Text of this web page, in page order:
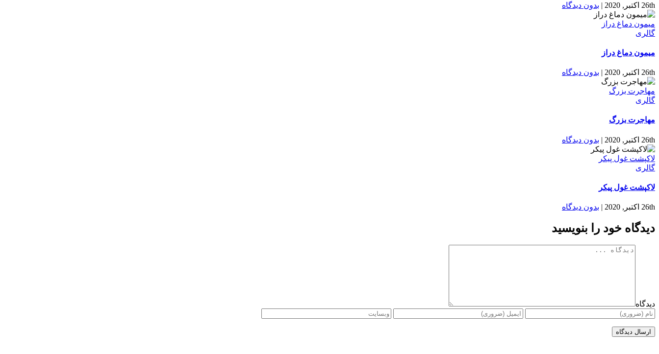
26th اکتبر, 2020 | بدون دیدگاه
میمون دماغ دراز
گالری
میمون دماغ دراز
26th اکتبر, 2020 | بدون دیدگاه
مهاجرت بزرگ
گالری
مهاجرت بزرگ
26th اکتبر, 2020 | بدون دیدگاه
لاکپشت غول پیکر
گالری
لاکپشت غول پیکر
26th اکتبر, 2020 | بدون دیدگاه
دیدگاه خود را بنویسید
دیدگاه